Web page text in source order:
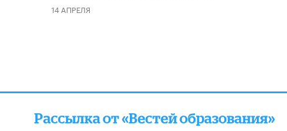
14 АПРЕЛЯ
Рассылка от «Вестей образования»